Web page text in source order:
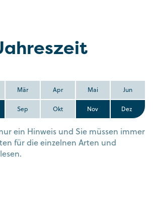
Mär Apr Mai Jun
Sep Okt Nov Dez
ein Hinweis und Sie müssen immer
für die einzelnen Arten und